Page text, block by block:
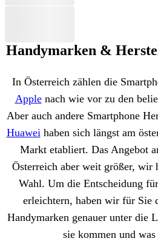
Handymarken &
In Österreich zählen die
Applenach wie vor zu den
Aber auch andere Smartphone
Huawei haben sich längst am
Markt etabliert. Das Angebot
Österreich aber weit größer, wir
Wahl. Um die Entscheidung
erleichtern, haben wir für Sie
Handymarken genauer unter die
sie kommen und